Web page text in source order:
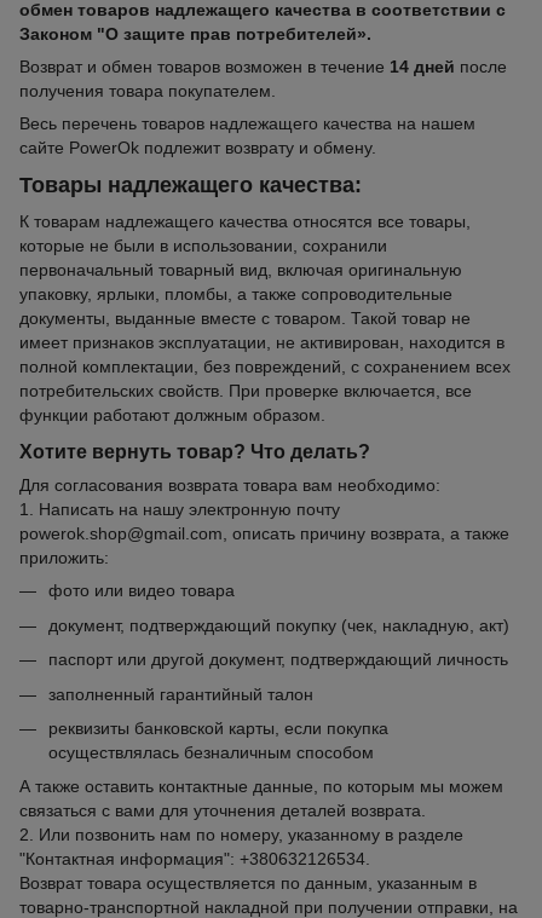
обмен товаров надлежащего качества в соответствии с
Законом "О защите прав потребителей».
Возврат и обмен товаров возможен в течение 14 дней после
получения товара покупателем.
Весь перечень товаров надлежащего качества на нашем
сайте PowerOk подлежит возврату и обмену.
Товары надлежащего качества:
К товарам надлежащего качества относятся все товары,
которые не были в использовании, сохранили
первоначальный товарный вид, включая оригинальную
упаковку, ярлыки, пломбы, а также сопроводительные
документы, выданные вместе с товаром. Такой товар не
имеет признаков эксплуатации, не активирован, находится в
полной комплектации, без повреждений, с сохранением всех
потребительских свойств. При проверке включается, все
функции работают должным образом.
Хотите вернуть товар? Что делать?
Для согласования возврата товара вам необходимо:
1. Написать на нашу электронную почту
powerok.shop@gmail.com, описать причину возврата, а также
приложить:
фото или видео товара
документ, подтверждающий покупку (чек, накладную, акт)
паспорт или другой документ, подтверждающий личность
заполненный гарантийный талон
реквизиты банковской карты, если покупка
осуществлялась безналичным способом
А также оставить контактные данные, по которым мы можем
связаться с вами для уточнения деталей возврата.
2. Или позвонить нам по номеру, указанному в разделе
"Контактная информация": +380632126534.
Возврат товара осуществляется по данным, указанным в
товарно-транспортной накладной при получении отправки, на